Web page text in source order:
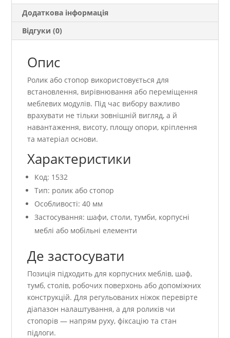
Додаткова інформація
Відгуки (0)
Опис
Ролик або стопор використовується для
встановлення, вирівнювання або переміщення
меблевих модулів. Під час вибору важливо
врахувати не тільки зовнішній вигляд, а й
навантаження, висоту, площу опори, кріплення
та матеріал основи.
Характеристики
Код: 1532
Тип: ролик або стопор
Особливості: 40 мм
Застосування: шафи, столи, тумби, корпусні
меблі або мобільні елементи
Де застосувати
Позиція підходить для корпусних меблів, шаф,
тумб, столів, робочих поверхонь або допоміжних
конструкцій. Для регульованих ніжок перевірте
діапазон налаштування, а для роликів чи
стопорів — напрям руху, фіксацію та стан
підлоги.